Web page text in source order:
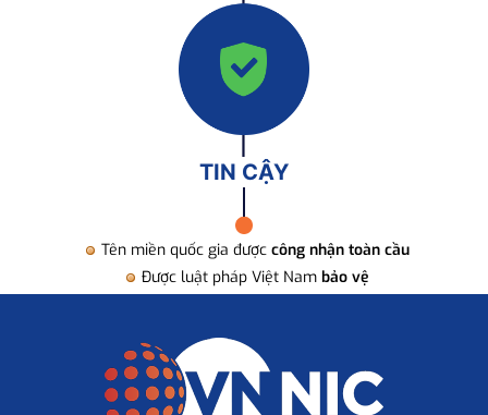
TIN CẬY
Tên miền quốc gia được công nhận toàn cầu
Được luật pháp Việt Nam bảo vệ